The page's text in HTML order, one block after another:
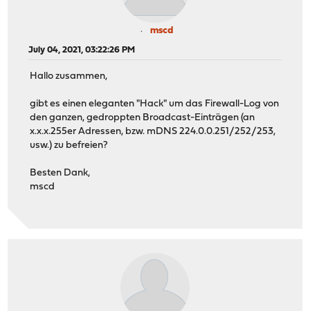
mscd
July 04, 2021, 03:22:26 PM
Hallo zusammen,
gibt es einen eleganten "Hack" um das Firewall-Log von
den ganzen, gedroppten Broadcast-Einträgen (an
x.x.x.255er Adressen, bzw. mDNS 224.0.0.251/252/253,
usw.) zu befreien?
Besten Dank,
mscd